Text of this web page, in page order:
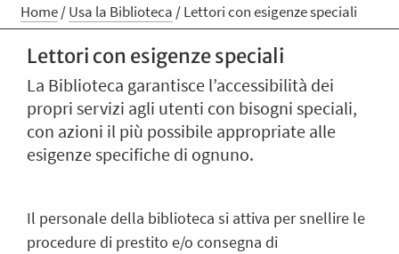
Home/Usa la Biblioteca /Lettori con esigenze speciali
Lettori con esigenze speciali
La Biblioteca garantisce l’accessibilità dei
propri servizi agli utenti con bisogni speciali,
con azioni il più possibile appropriate alle
esigenze specifiche di ognuno.
Il personale della biblioteca si attiva per snellire le
procedure di prestito e/o consegna di